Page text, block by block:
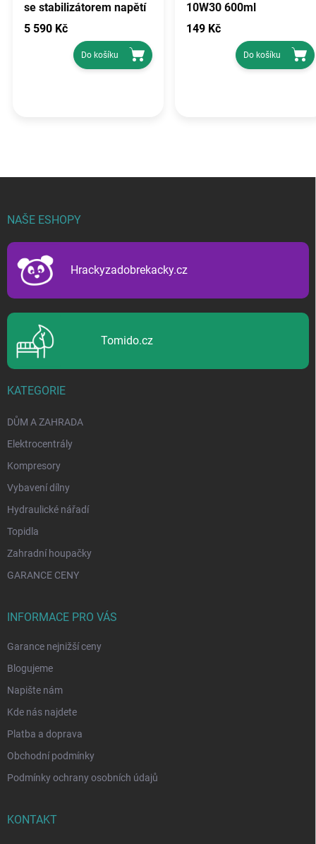
se stabilizátorem napětí
avr, TAGRED TA3500GHX
5 590 Kč
Do košíku
10W30 600ml
149 Kč
Do košíku
NAŠE ESHOPY
Hrackyzadobrekacky.cz
Tomido.cz
KATEGORIE
DŮM A ZAHRADA
Elektrocentrály
Kompresory
Vybavení dílny
Hydraulické nářadí
Topidla
Zahradní houpačky
GARANCE CENY
INFORMACE PRO VÁS
Garance nejnižší ceny
Blogujeme
Napište nám
Kde nás najdete
Platba a doprava
Obchodní podmínky
Podmínky ochrany osobních údajů
KONTAKT